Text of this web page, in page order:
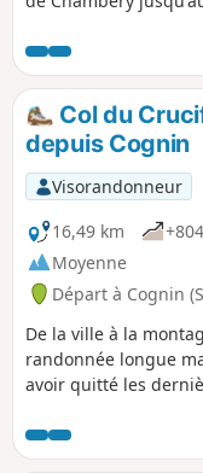
le Mont Blanc par
Col du
depuis Cognin
Visorandonneur
16,49 km
Moyenne
Départ à Cognin
De la ville à la
randonnée longue
avoir quitté les
ruisseaux, les vaches,
pommiers, ce n'est